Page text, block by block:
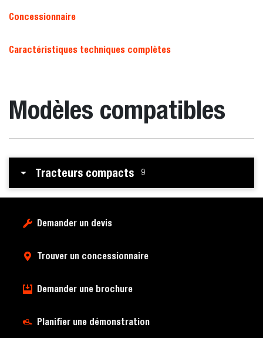
Concessionnaire
Caractéristiques techniques complètes
Modèles compatibles
Tracteurs compacts 9
Demander un devis
Trouver un concessionnaire
Demander une brochure
Planifier une démonstration